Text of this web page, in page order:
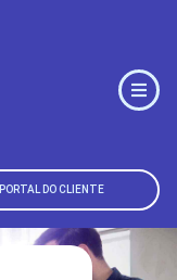
PORTAL DO CLIENTE